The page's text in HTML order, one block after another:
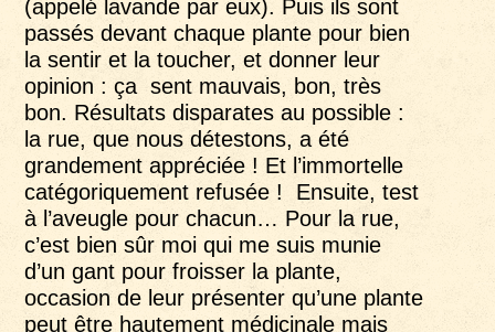
(appelé lavande par eux). Puis ils sont
passés devant chaque plante pour bien
la sentir et la toucher, et donner leur
opinion : ça sent mauvais, bon, très
bon. Résultats disparates au possible :
la rue, que nous détestons, a été
grandement appréciée ! Et l’immortelle
catégoriquement refusée ! Ensuite, test
à l’aveugle pour chacun… Pour la rue,
c’est bien sûr moi qui me suis munie
d’un gant pour froisser la plante,
occasion de leur présenter qu’une plante
peut être hautement médicinale mais